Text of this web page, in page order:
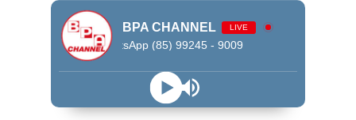
BPA CHANNEL LIVE
WhatsApp (85) 99245 - 9009